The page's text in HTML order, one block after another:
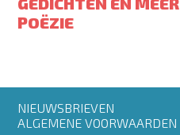
POËZIE
Footer
menu
NIEUWSBRIEVEN
ALGEMENE VOORWAARDEN